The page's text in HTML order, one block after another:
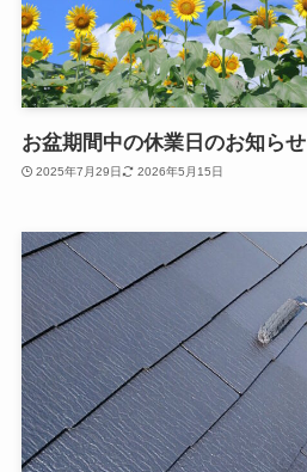
お盆期間中の休業日のお知らせ
2025年7月29日 2026年5月15日